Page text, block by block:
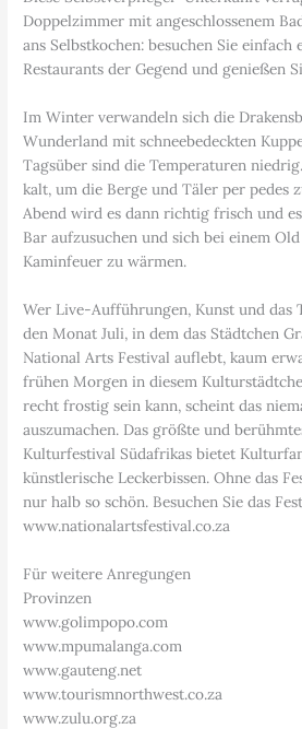
Doppelzimmer mit angeschlossenem
ans Selbstkochen: besuchen Sie einfach
Restaurants der Gegend und genießen
Im Winter verwandeln sich die
Wunderland mit schneebedeckten
Tagsüber sind die Temperaturen
kalt, um die Berge und Täler per pedes
Abend wird es dann richtig frisch und
Bar aufzusuchen und sich bei einem
Kaminfeuer zu wärmen.
Wer Live-Aufführungen, Kunst und das
den Monat Juli, in dem das Städtchen
National Arts Festival auflebt, kaum
frühen Morgen in diesem
recht frostig sein kann, scheint das
auszumachen. Das größte und
Kulturfestival Südafrikas bietet
künstlerische Leckerbissen. Ohne das
nur halb so schön. Besuchen Sie das
www.nationalartsfestival.co.za
Für weitere Anregungen
Provinzen
www.golimpopo.com
www.mpumalanga.com
www.gauteng.net
www.tourismnorthwest.co.za
www.zulu.org.za